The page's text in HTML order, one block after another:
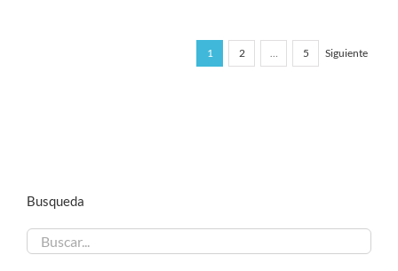
1 2 … 5 Siguiente
Busqueda